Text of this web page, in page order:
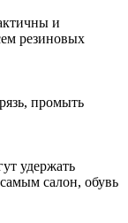
и
резиновых
промыть
удержать
салон, обувь